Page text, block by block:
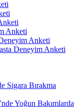
Anketi
Anketi
Deneyim Anketi
Sigara Bırakma
Yoğun Bakımlarda